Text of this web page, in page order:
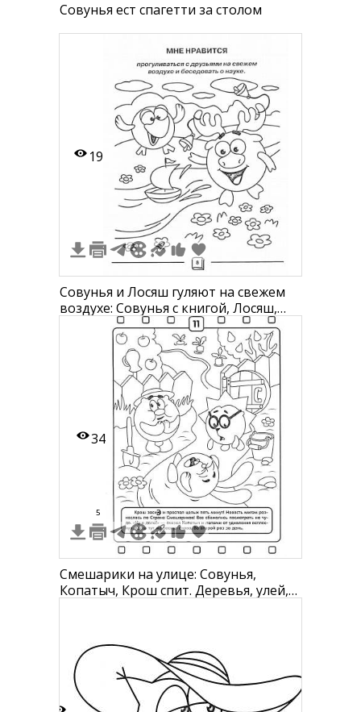
Совунья ест спагетти за столом
19
Совунья и Лосяш гуляют на свежем
воздухе: Совунья с книгой, Лосяш,
цветы, лодка, облака
34
5 3
Смешарики на улице: Совунья,
Копатыч, Крош спит. Деревья, улей,